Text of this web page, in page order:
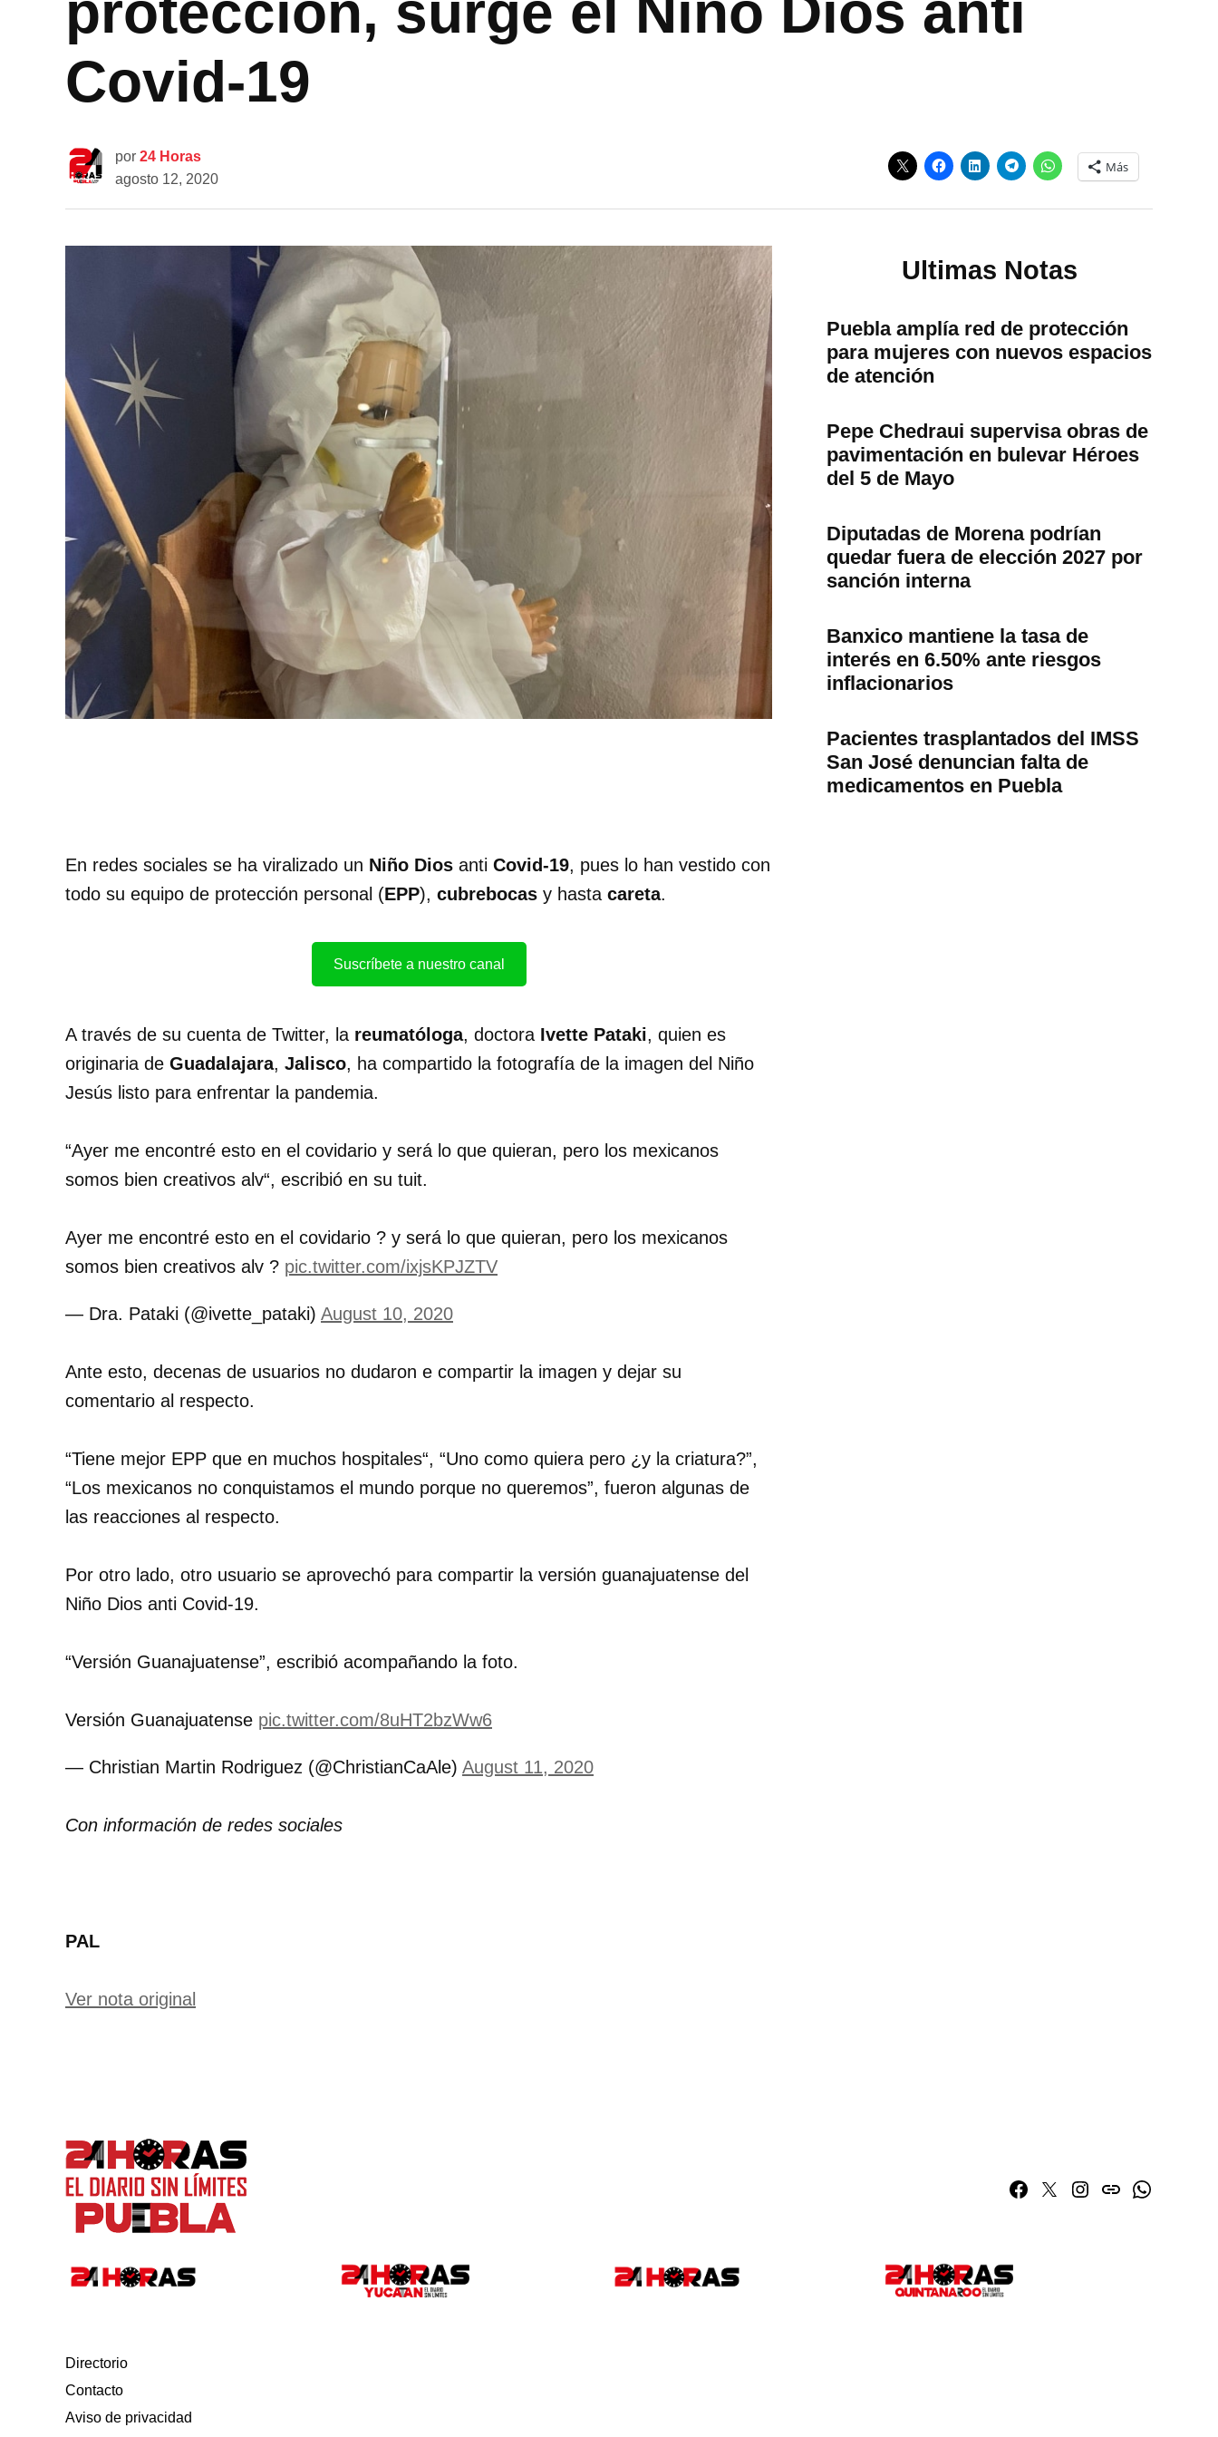
Covid-19
por 24 Horas
agosto 12, 2020
Más
En redes sociales se ha viralizado un Niño Dios anti Covid-19, pues lo han vestido con
todo su equipo de protección personal (EPP), cubrebocas y hasta careta.
Suscríbete a nuestro canal
A través de su cuenta de Twitter, la reumatóloga, doctora Ivette Pataki, quien es
originaria de Guadalajara, Jalisco, ha compartido la fotografía de la imagen del Niño
Jesús listo para enfrentar la pandemia.
“Ayer me encontré esto en el covidario y será lo que quieran, pero los mexicanos
somos bien creativos alv“, escribió en su tuit.
Ayer me encontré esto en el covidario ? y será lo que quieran, pero los mexicanos
somos bien creativos alv ? pic.twitter.com/ixjsKPJZTV
— Dra. Pataki (@ivette_pataki) August 10, 2020
Ante esto, decenas de usuarios no dudaron e compartir la imagen y dejar su
comentario al respecto.
“Tiene mejor EPP que en muchos hospitales“, “Uno como quiera pero ¿y la criatura?”,
“Los mexicanos no conquistamos el mundo porque no queremos”, fueron algunas de
las reacciones al respecto.
Por otro lado, otro usuario se aprovechó para compartir la versión guanajuatense del
Niño Dios anti Covid-19.
“Versión Guanajuatense”, escribió acompañando la foto.
Versión Guanajuatense pic.twitter.com/8uHT2bzWw6
— Christian Martin Rodriguez (@ChristianCaAle) August 11, 2020
Con información de redes sociales
PAL
Ver nota original
Ultimas Notas
Puebla amplía red de protección
para mujeres con nuevos espacios
de atención
Pepe Chedraui supervisa obras de
pavimentación en bulevar Héroes
del 5 de Mayo
Diputadas de Morena podrían
quedar fuera de elección 2027 por
sanción interna
Banxico mantiene la tasa de
interés en 6.50% ante riesgos
inflacionarios
Pacientes trasplantados del IMSS
San José denuncian falta de
medicamentos en Puebla
Facebook
TwitterInstagram
issuuWhatsapp
Directorio
Contacto
Aviso de privacidad